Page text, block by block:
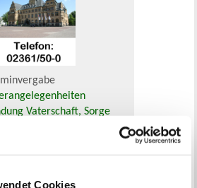
Cookies
Vaterschaft, Sorge